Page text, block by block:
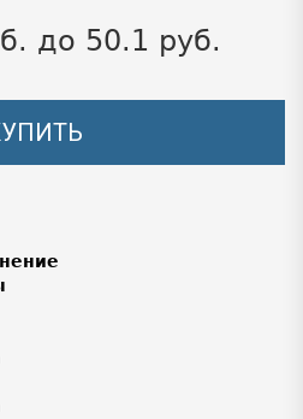
до 50.1 руб.